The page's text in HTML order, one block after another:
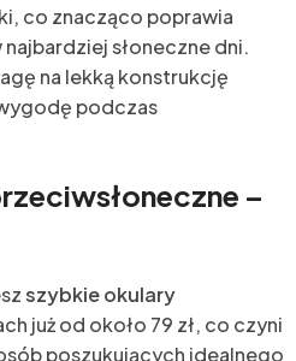
co znacząco poprawia
słoneczne dni.
na lekką konstrukcję
podczas
–
szybkie okulary
już od około 79 zł, co czyni
poszukujących idealnego